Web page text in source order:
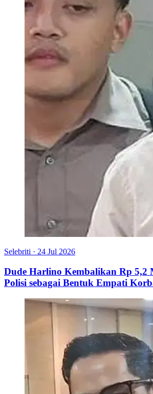
Selebriti · 24 Jul 2026
Dude Harlino Kembalikan Rp 5,2
Polisi sebagai Bentuk Empati